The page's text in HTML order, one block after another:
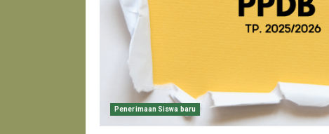
Penerimaan Siswa baru